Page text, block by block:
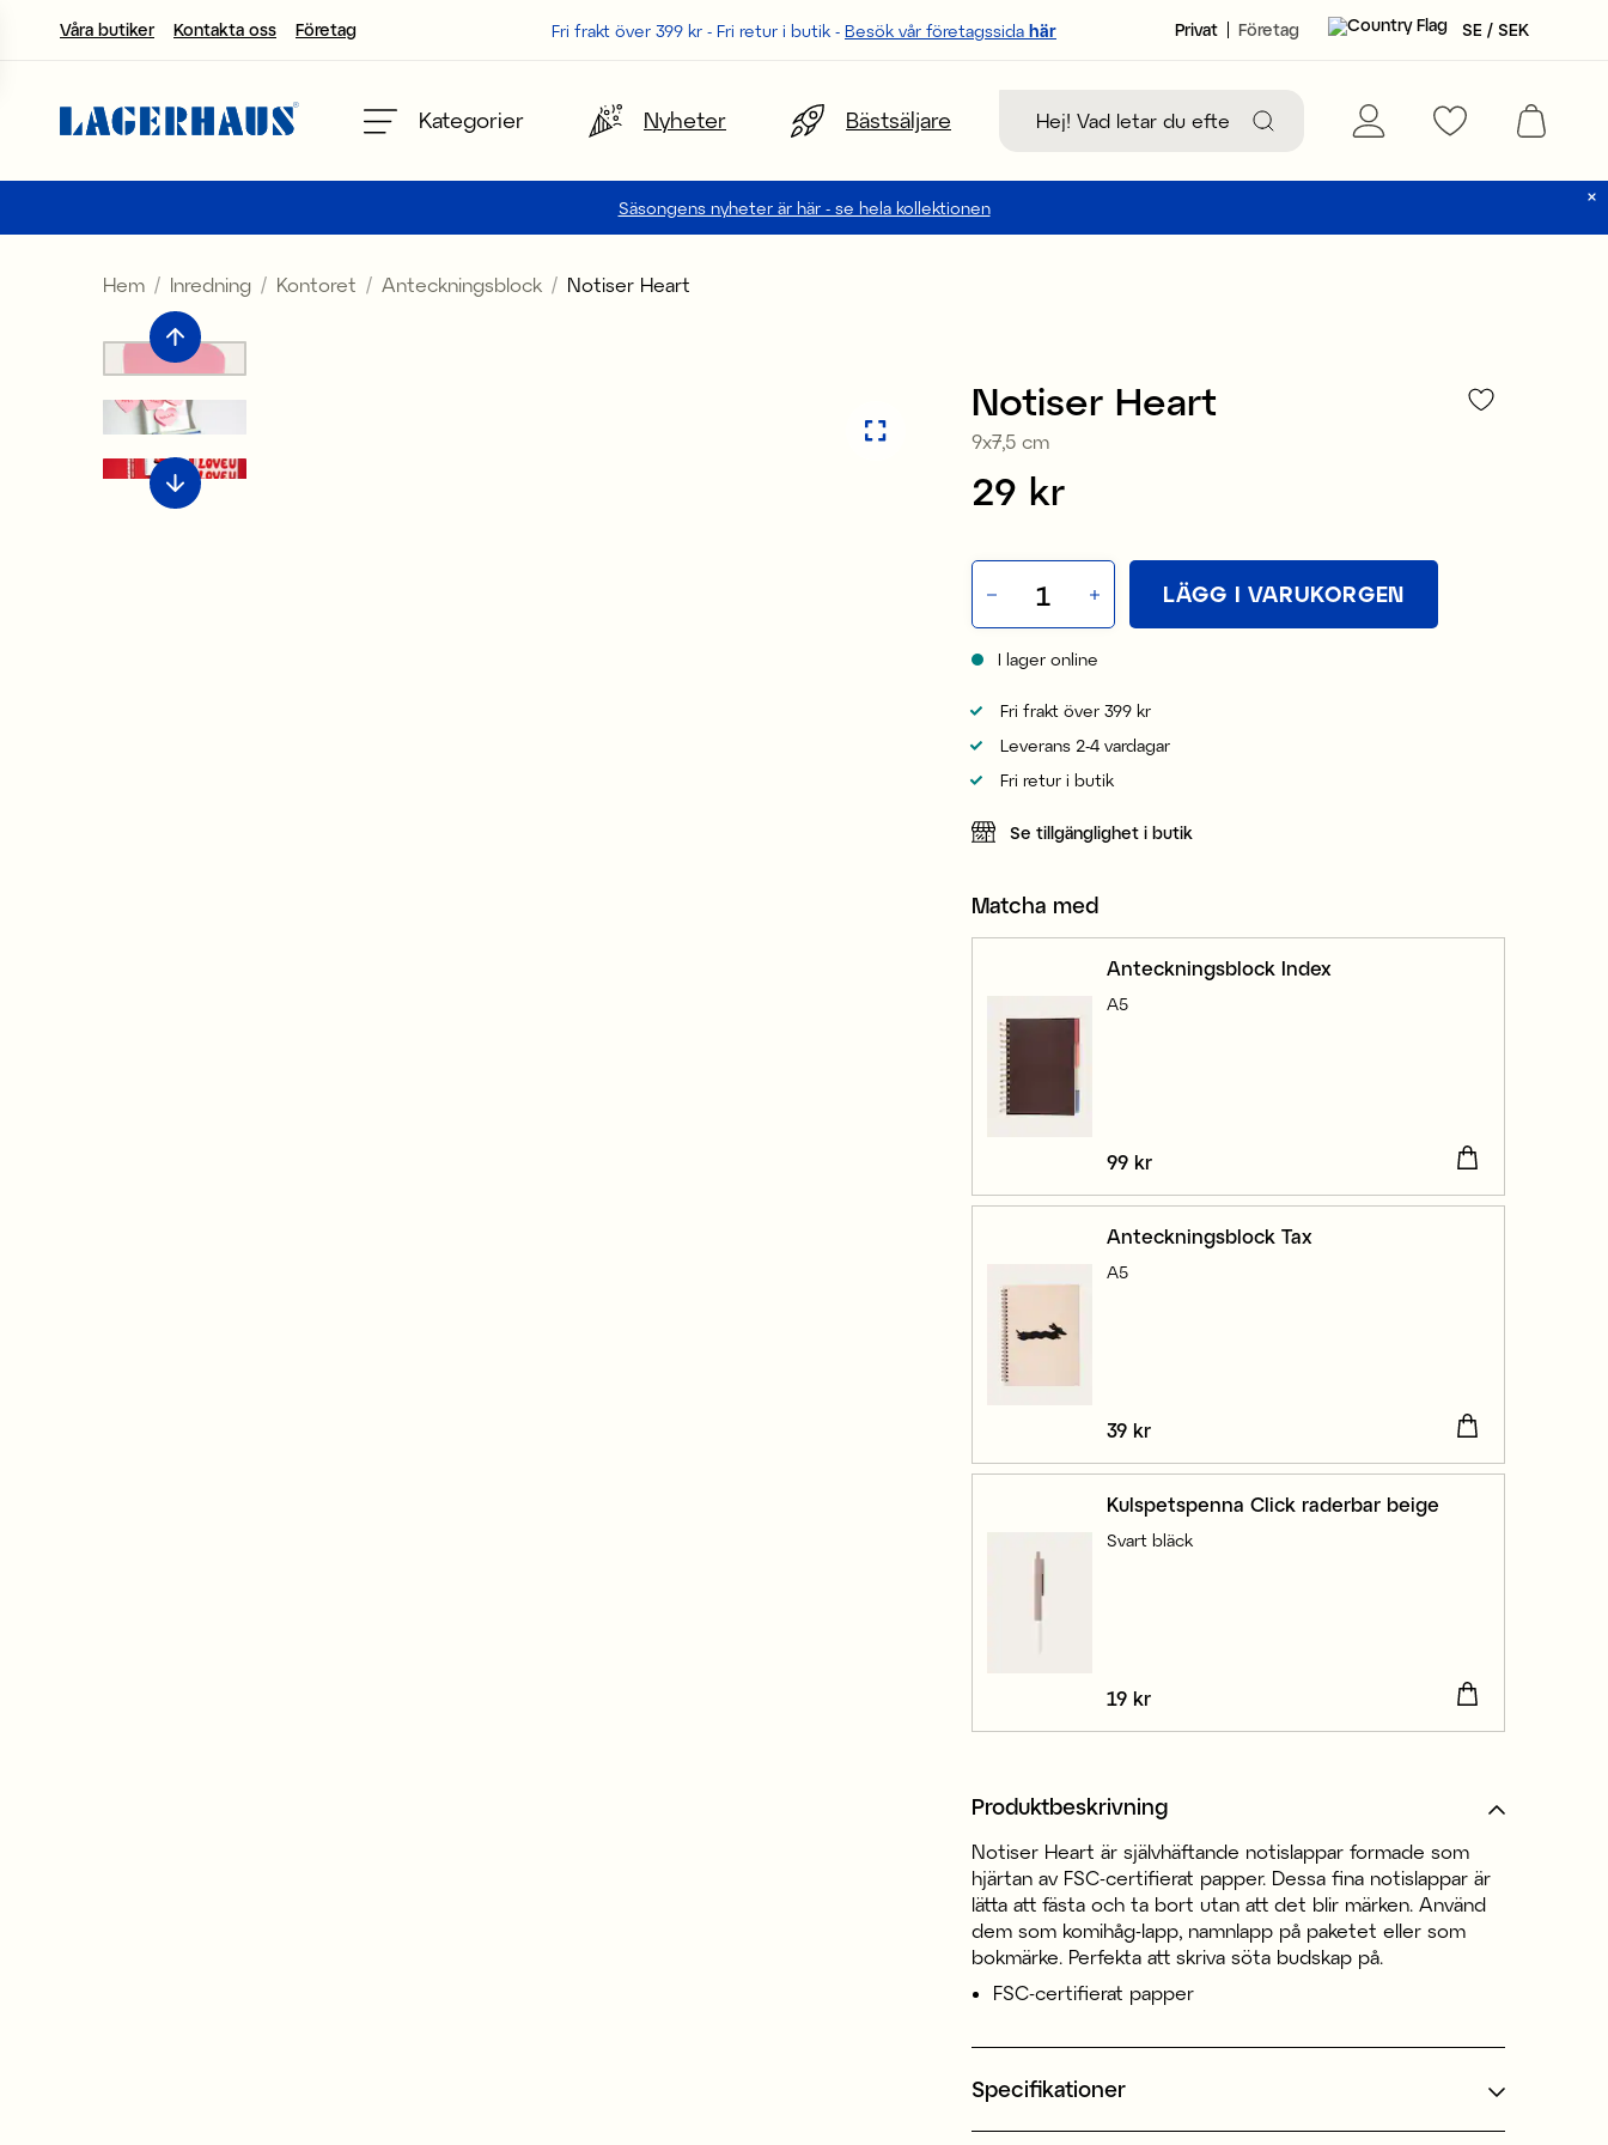
Våra butiker Kontakta oss Företag Fri frakt över 399 kr - Fri retur i butik - Besök vår företagssida här Privat Företag SE / SEK
Kategorier Nyheter Bästsäljare
Säsongens nyheter är här - se hela kollektionen
Välj språk / valuta
FI / EUR
NO / NKR
SE / SEK
Hem Inredning Kontoret Anteckningsblock Notiser Heart
Notiser Heart
9x7,5 cm
Pris:29 kr
29 kr
LÄGG I VARUKORGEN
I lager online
Fri frakt över 399 kr
Leverans 2-4 vardagar
Fri retur i butik
Se tillgänglighet i butik
Matcha med
Anteckningsblock Index
A5
Pris:99 kr
99 kr
Anteckningsblock Tax
A5
Pris:
39 kr
Kulspetspenna Click raderbar beige
Svart bläck
Pris:
19 kr
Produktbeskrivning
Notiser Heart är självhäftande notislappar formade som
hjärtan av FSC-certifierat papper. Dessa fina notislappar är
lätta att fästa och ta bort utan att det blir märken. Använd
dem som komihåg-lapp, namnlapp på paketet eller som
bokmärke. Perfekta att skriva söta budskap på.
FSC-certifierat papper
Specifikationer